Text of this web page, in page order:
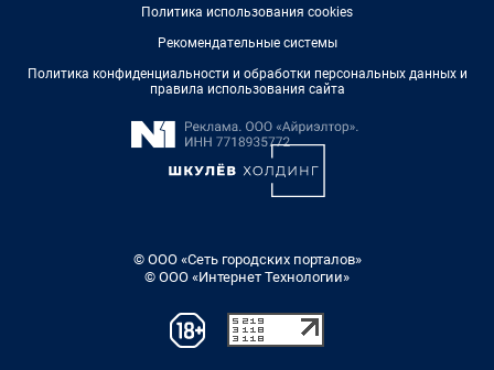
Политика использования cookies
Рекомендательные системы
Политика конфиденциальности и обработки персональных данных и
правила использования сайта
© ООО «Сеть городских порталов»
© ООО «Интернет Технологии»